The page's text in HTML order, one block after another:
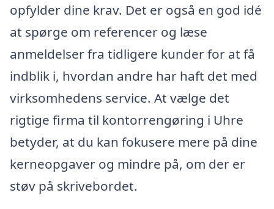
opfylder dine krav. Det er også en god idé
at spørge om referencer og læse
anmeldelser fra tidligere kunder for at få
indblik i, hvordan andre har haft det med
virksomhedens service. At vælge det
rigtige firma til kontorrengøring i Uhre
betyder, at du kan fokusere mere på dine
kerneopgaver og mindre på, om der er
støv på skrivebordet.